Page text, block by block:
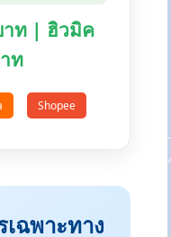
าท | ฮิวมิค
ท
Shopee
ฉพาะทาง